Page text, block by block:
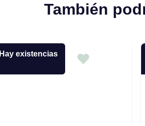
También
Hay existencias